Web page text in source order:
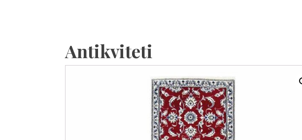
Antikviteti